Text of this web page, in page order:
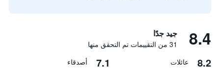
8.4 جيد جدًا
31 من التقييمات تم التحقق منها
8.2 عائلات 7.1 أصدقاء